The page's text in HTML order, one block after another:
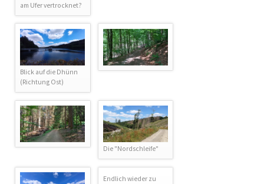
am Ufer vertrocknet?
Blick auf die Dhünn
(Richtung Ost)
Die "Nordschleife"
Endlich wieder zu